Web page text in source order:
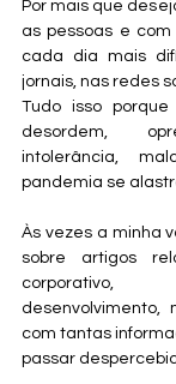
Por mais que
as pessoas e
cada dia mais
jornais, nas redes
Tudo isso
desordem,
intolerância,
pandemia se
Às vezes a minha
sobre artigos
desenvolvimento,
com tantas
passar